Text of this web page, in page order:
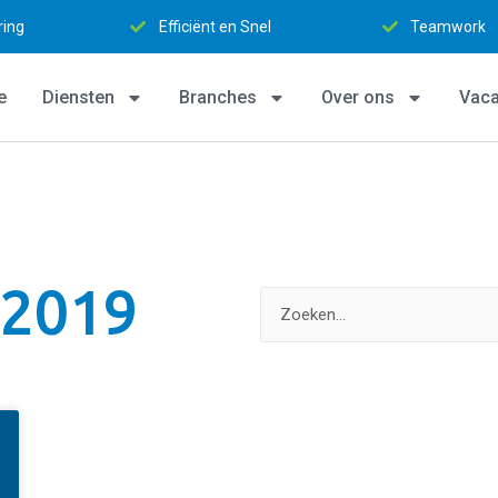
Efficiënt en Snel Teamwork
Diensten Branches Over ons